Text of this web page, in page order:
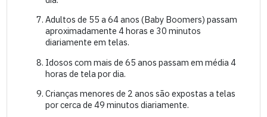
Adultos de 55 a 64 anos (Baby Boomers) passam
aproximadamente 4 horas e 30 minutos
diariamente em telas.
Idosos com mais de 65 anos passam em média 4
horas de tela por dia.
Crianças menores de 2 anos são expostas a telas
por cerca de 49 minutos diariamente.